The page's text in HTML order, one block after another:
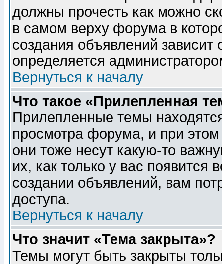
должны прочесть как можно
в самом верху форума в
создания объявлений зависит
определяется
Вернуться к началу
Что такое «Прилепленная
Прилепленные темы
просмотра форума, и при
они тоже несут какую-то
их, как только у вас появится
создании объявлений, вам
доступа.
Вернуться к началу
Что значит «Тема закрыта»?
Темы могут быть закрыты